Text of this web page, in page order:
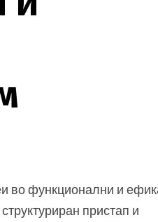
во функционални и
пристап и